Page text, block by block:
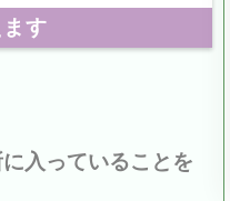
す
入っていることを